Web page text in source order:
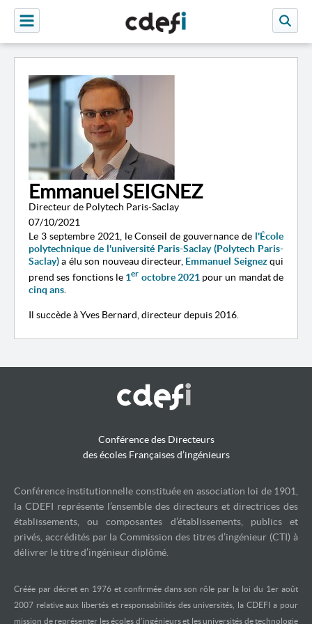
Emmanuel SEIGNEZ
Directeur de Polytech Paris-Saclay
07/10/2021
Le 3 septembre 2021, le Conseil de gouvernance de l'École
polytechnique de l'université Paris-Saclay (Polytech Paris-
Saclay)a élu son nouveau directeur, Emmanuel Seignezqui
prend ses fonctions le 1er octobre 2021 pour un mandat de
cinq ans
Il succède à Yves Bernard, directeur depuis 2016.
Conférence des Directeurs
des écoles Françaises d’ingénieurs
Conférence institutionnelle constituée en association loi de 1901,
la CDEFI représente l’ensemble des directeurs et directrices des
établissements, ou composantes d’établissements, publics et
privés, accrédités par la Commission des titres d’ingénieur (CTI) à
délivrer le titre d’ingénieur diplômé.
Créée par décret en 1976 et confirmée dans son rôle par la loi du 1er août
2007 relative aux libertés et responsabilités des universités, la CDEFI a pour
mission de représenter les écoles d’ingénieurs et les universités de technologie